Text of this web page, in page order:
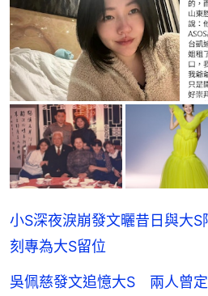
小S深夜淚崩發文曬昔日與大
刻專為大S留位
吳佩慈發文追憶大S 兩人曾